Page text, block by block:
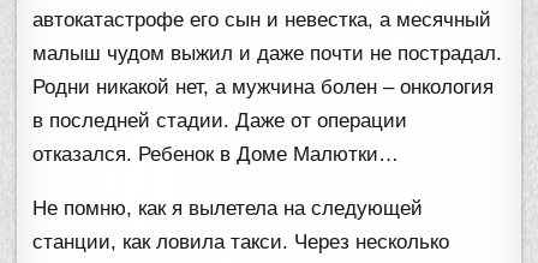
автокатастрофе его сын и невестка, а месячный
малыш чудом выжил и даже почти не пострадал.
Родни никакой нет, а мужчина болен – онкология
в последней стадии. Даже от операции
отказался. Ребенок в Доме Малютки…
Не помню, как я вылетела на следующей
станции, как ловила такси. Через несколько